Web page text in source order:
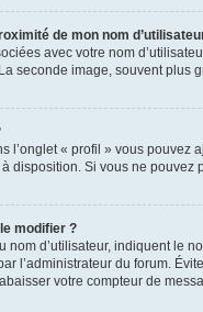
de mon nom
avec votre nom
seconde image, souvent
l’onglet « profil » vous
disposition. Si vous ne pouvez
modifier ?
nom d’utilisateur, indiquent le
l’administrateur du forum.
votre compteur de